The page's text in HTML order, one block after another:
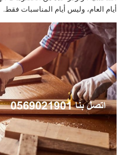
أيام العام، وليس أيام المناسبات فقط.